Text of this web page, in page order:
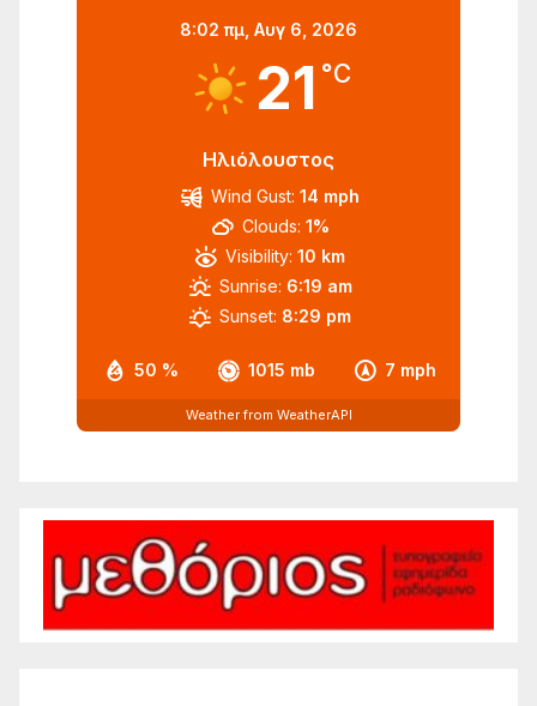
8:02 πμ, Αυγ 6, 2026
21 °C
Ηλιόλουστος
50 % 1015 mb 7 mph
Wind Gust: 14 mph
Clouds: 1%
Visibility: 10 km
Sunrise: 6:19 am
Sunset: 8:29 pm
Weather from WeatherAPI